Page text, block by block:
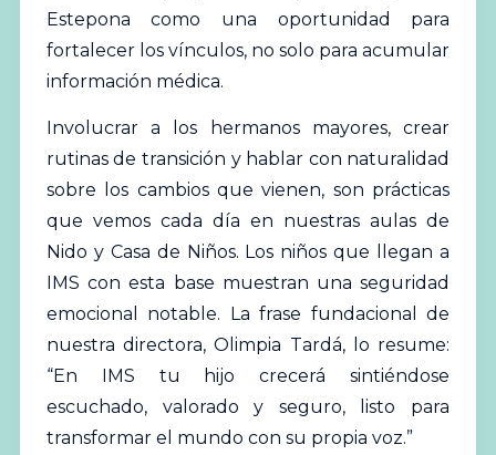
Estepona como una oportunidad para
fortalecer los vínculos, no solo para acumular
información médica.
Involucrar a los hermanos mayores, crear
rutinas de transición y hablar con naturalidad
sobre los cambios que vienen, son prácticas
que vemos cada día en nuestras aulas de
Nido y Casa de Niños. Los niños que llegan a
IMS con esta base muestran una seguridad
emocional notable. La frase fundacional de
nuestra directora, Olimpia Tardá, lo resume:
“En IMS tu hijo crecerá sintiéndose
escuchado, valorado y seguro, listo para
transformar el mundo con su propia voz.”